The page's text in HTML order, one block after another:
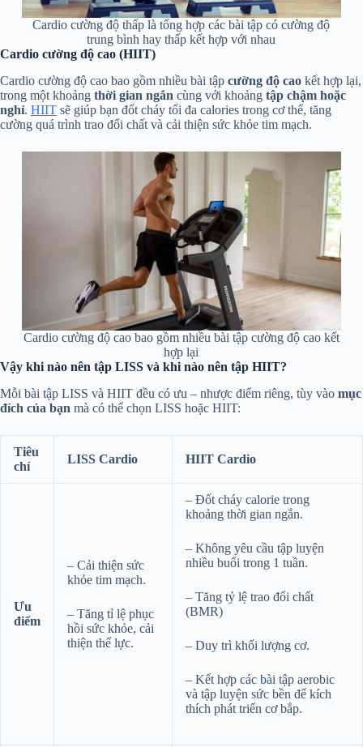
Cardio cường độ thấp là tổng hợp các bài tập có cường độ
trung bình hay thấp kết hợp với nhau
Cardio cường độ cao (HIIT)
Cardio cường độ cao bao gồm nhiều bài tập cường độ cao kết hợp lại,
trong một khoảng thời gian ngắn cùng với khoảng tập chậm hoặc
nghỉ. HIIT sẽ giúp bạn đốt cháy tối đa calories trong cơ thể, tăng
cường quá trình trao đổi chất và cải thiện sức khỏe tim mạch.
Cardio cường độ cao bao gồm nhiều bài tập cường độ cao kết
hợp lại
Vậy khi nào nên tập LISS và khi nào nên tập HIIT?
Mỗi bài tập LISS và HIIT đều có ưu – nhược điểm riêng, tùy vào mục
đích của bạn mà có thể chọn LISS hoặc HIIT:
Tiêu
chí
LISS Cardio HIIT Cardio
Ưu
điểm
– Cải thiện sức
khỏe tim mạch.
– Tăng tỉ lệ phục
hồi sức khỏe, cải
thiện thể lực.
– Đốt cháy calorie trong
khoảng thời gian ngắn.
– Không yêu cầu tập luyện
nhiều buổi trong 1 tuần.
– Tăng tỷ lệ trao đổi chất
(BMR)
– Duy trì khối lượng cơ.
– Kết hợp các bài tập aerobic
và tập luyện sức bền để kích
thích phát triển cơ bắp.